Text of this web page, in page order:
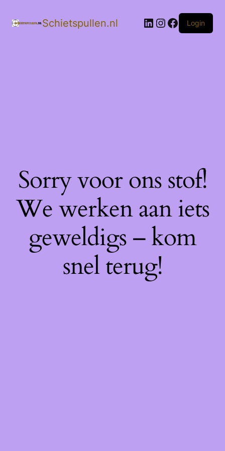
Schietspullen.nl LinkedIn
Instagram
Facebook
Login
Sorry voor ons stof!
We werken aan iets
geweldigs – kom
snel terug!